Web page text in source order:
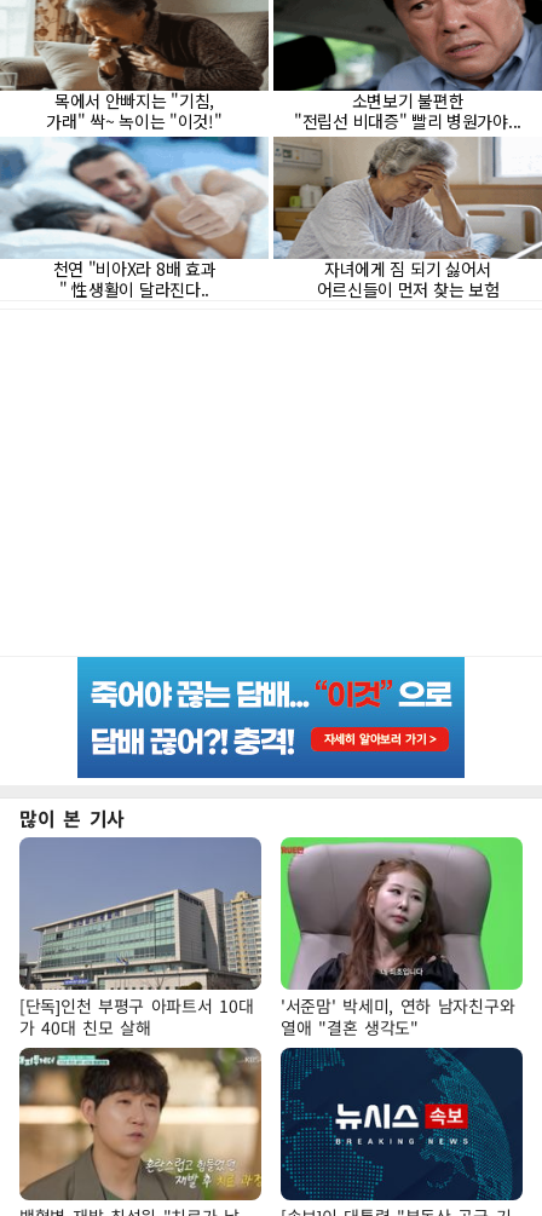
많이 본 기사
[단독]인천 부평구 아파트서 10대
가 40대 친모 살해
'서준맘' 박세미, 연하 남자친구와
열애 "결혼 생각도"